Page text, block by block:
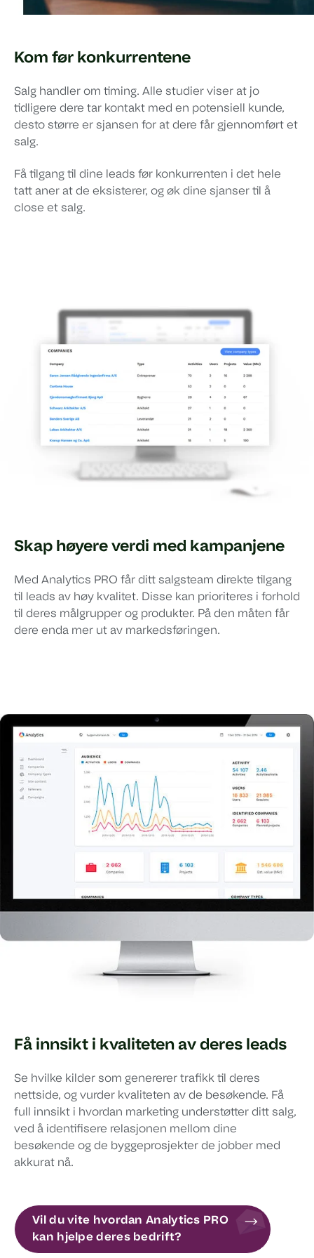
Kom før konkurrentene
Salg handler om timing. Alle studier viser at jo
tidligere dere tar kontakt med en potensiell kunde,
desto større er sjansen for at dere får gjennomført et
salg.
Få tilgang til dine leads før konkurrenten i det hele
tatt aner at de eksisterer, og øk dine sjanser til å
close et salg.
Skap høyere verdi med kampanjene
Med Analytics PRO får ditt salgsteam direkte tilgang
til leads av høy kvalitet. Disse kan prioriteres i forhold
til deres målgrupper og produkter. På den måten får
dere enda mer ut av markedsføringen.
Få innsikt i kvaliteten av deres leads
Se hvilke kilder som genererer trafikk til deres
nettside, og vurder kvaliteten av de besøkende. Få
full innsikt i hvordan marketing understøtter ditt salg,
ved å identifisere relasjonen mellom dine
besøkende og de byggeprosjekter de jobber med
akkurat nå.
Vil du vite hvordan Analytics PRO
kan hjelpe deres bedrift?